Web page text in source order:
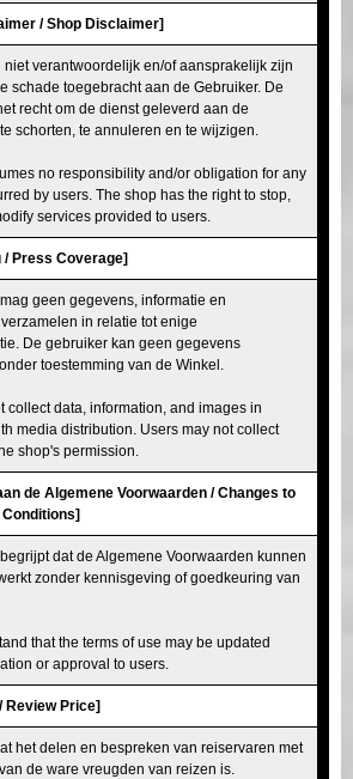
/ Shop Disclaimer]
niet verantwoordelijk en/of aansprakelijk zijn
schade toegebracht aan de Gebruiker. De
recht om de dienst geleverd aan de
schorten, te annuleren en te wijzigen.
no responsibility and/or obligation for any
by users. The shop has the right to stop,
services provided to users.
Press Coverage]
geen gegevens, informatie en
in relatie tot enige
De gebruiker kan geen gegevens
toestemming van de Winkel.
collect data, information, and images in
media distribution. Users may not collect
shop's permission.
de Algemene Voorwaarden / Changes to
Conditions]
dat de Algemene Voorwaarden kunnen
zonder kennisgeving of goedkeuring van
that the terms of use may be updated
or approval to users.
Review Price]
het delen en bespreken van reiservaren met
de ware vreugden van reizen is.